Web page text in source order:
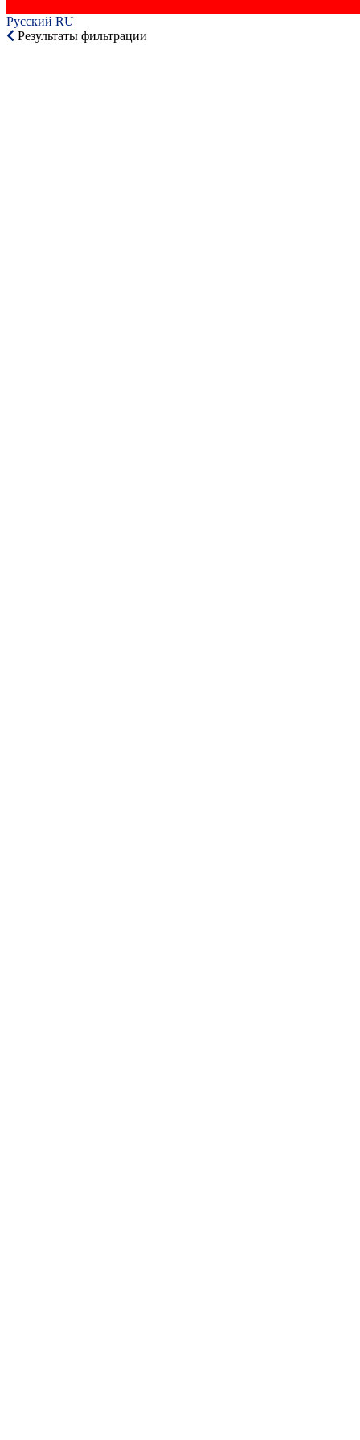
Русский RU‎
Результаты фильтрации